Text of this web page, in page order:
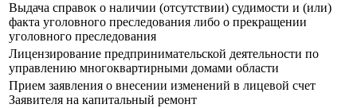
Выдача справок о наличии (отсутствии) судимости и (или)
факта уголовного преследования либо о прекращении
уголовного преследования
Лицензирование предпринимательской деятельности по
управлению многоквартирными домами области
Прием заявления о внесении изменений в лицевой счет
Заявителя на капитальный ремонт